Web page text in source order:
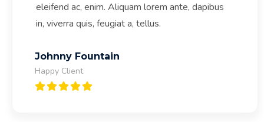
eleifend ac, enim. Aliquam lorem ante, dapibus
in, viverra quis, feugiat a, tellus.
Johnny Fountain
Happy Client